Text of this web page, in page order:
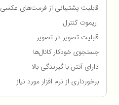
قابلیت پشتیبانی از فرمت‌های عکسی JPG ‏,‏BMP
ریموت کنترل
قابلیت تصویر در تصویر
جستجوی خودکار کانال‌ها
دارای آنتن با گیرندگی بالا
برخورداری از نرم افزار مورد نیاز